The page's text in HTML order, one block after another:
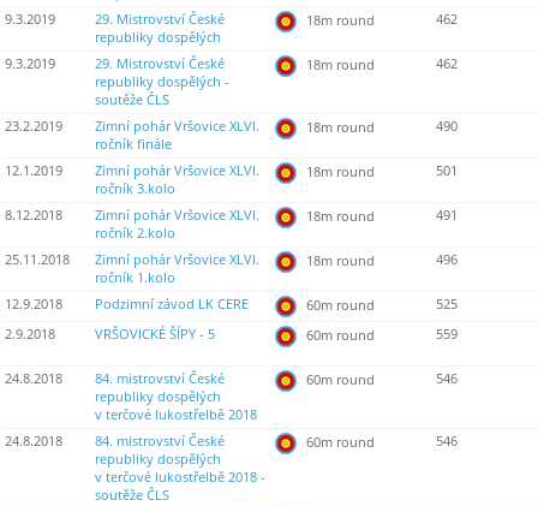
9.3.2019
29. Mistrovství České
republiky dospělých
18m round 462
9.3.2019
29. Mistrovství České
republiky dospělých -
soutěže ČLS
18m round 462
23.2.2019
Zimní pohár Vršovice XLVI.
ročník finále
18m round 490
12.1.2019
Zimní pohár Vršovice XLVI.
ročník 3.kolo
18m round 501
8.12.2018
Zimní pohár Vršovice XLVI.
ročník 2.kolo
18m round 491
25.11.2018
Zimní pohár Vršovice XLVI.
ročník 1.kolo
18m round 496
12.9.2018 Podzimní závod LK CERE 60m round
525
2.9.2018
VRŠOVICKÉ ŠÍPY - 5 60m round 559
24.8.2018
84. mistrovství České
republiky dospělých
v terčové lukostřelbě 2018
60m round 546
24.8.2018
84. mistrovství České
republiky dospělých
v terčové lukostřelbě 2018 -
soutěže ČLS
60m round 546